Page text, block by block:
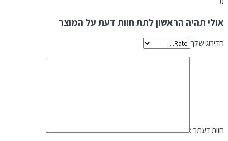
אולי תהיה הראשון לתת חוות דעת על המוצר
הדירוג שלך
חוות דעתך :